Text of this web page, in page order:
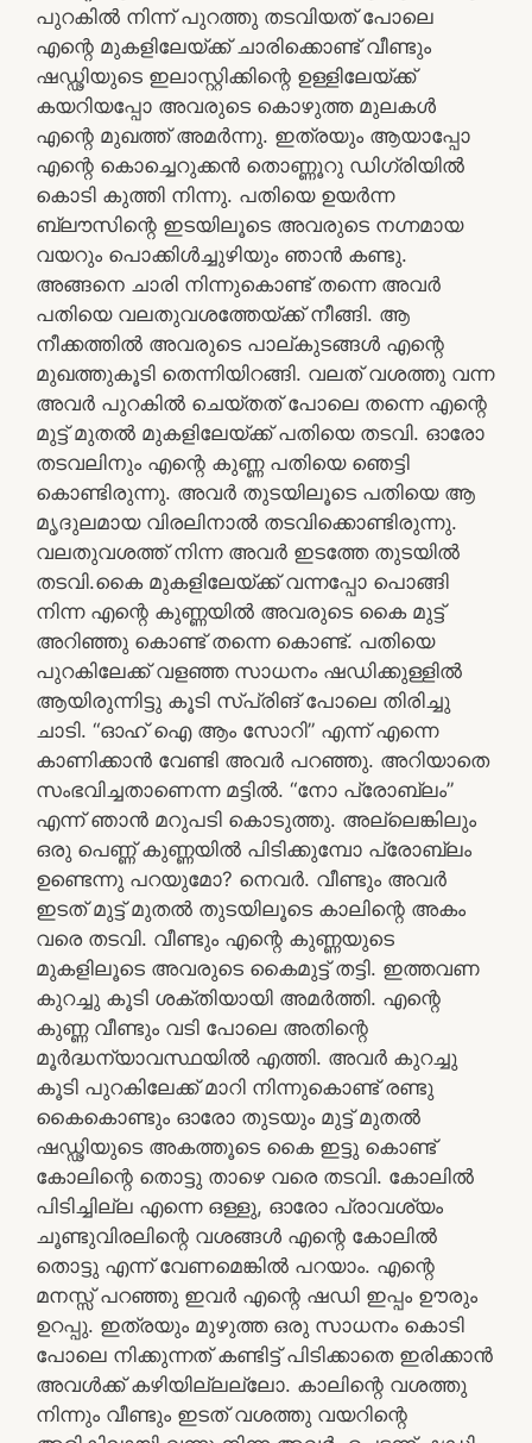
പുറകിൽ നിന്ന് പുറത്തു തടവിയത് പോലെ
എന്റെ മുകളിലേയ്ക്ക് ചാരിക്കൊണ്ട് വീണ്ടും
ഷഡ്ഢിയുടെ ഇലാസ്റ്റിക്കിന്റെ ഉള്ളിലേയ്ക്ക്
കയറിയപ്പോ അവരുടെ കൊഴുത്ത മുലകൾ
എന്റെ മുഖത്ത് അമർന്നു. ഇത്രയും ആയാപ്പോ
എന്റെ കൊച്ചെറുക്കൻ തൊണ്ണൂറു ഡിഗ്രിയിൽ
കൊടി കുത്തി നിന്നു. പതിയെ ഉയർന്ന
ബ്ലൗസിന്റെ ഇടയിലൂടെ അവരുടെ നഗ്നമായ
വയറും പൊക്കിൾച്ചുഴിയും ഞാൻ കണ്ടു.
അങ്ങനെ ചാരി നിന്നുകൊണ്ട് തന്നെ അവർ
പതിയെ വലതുവശത്തേയ്ക്ക് നീങ്ങി. ആ
നീക്കത്തിൽ അവരുടെ പാല്കുടങ്ങൾ എന്റെ
മുഖത്തുകൂടി തെന്നിയിറങ്ങി. വലത് വശത്തു വന്ന
അവർ പുറകിൽ ചെയ്തത് പോലെ തന്നെ എന്റെ
മുട്ട് മുതൽ മുകളിലേയ്ക്ക് പതിയെ തടവി. ഓരോ
തടവലിനും എന്റെ കുണ്ണ പതിയെ ഞെട്ടി
കൊണ്ടിരുന്നു. അവർ തുടയിലൂടെ പതിയെ ആ
മൃദുലമായ വിരലിനാൽ തടവിക്കൊണ്ടിരുന്നു.
വലതുവശത്ത് നിന്ന അവർ ഇടത്തേ തുടയിൽ
തടവി.കൈ മുകളിലേയ്ക്ക് വന്നപ്പോ പൊങ്ങി
നിന്ന എന്റെ കുണ്ണയിൽ അവരുടെ കൈ മുട്ട്
അറിഞ്ഞു കൊണ്ട് തന്നെ കൊണ്ട്. പതിയെ
പുറകിലേക്ക് വളഞ്ഞ സാധനം ഷഡിക്കുള്ളിൽ
ആയിരുന്നിട്ടു കൂടി സ്പ്രിങ് പോലെ തിരിച്ചു
ചാടി. “ഓഹ് ഐ ആം സോറി” എന്ന് എന്നെ
കാണിക്കാൻ വേണ്ടി അവർ പറഞ്ഞു. അറിയാതെ
സംഭവിച്ചതാണെന്ന മട്ടിൽ. “നോ പ്രോബ്ലം”
എന്ന് ഞാൻ മറുപടി കൊടുത്തു. അല്ലെങ്കിലും
ഒരു പെണ്ണ് കുണ്ണയിൽ പിടിക്കുമ്പോ പ്രോബ്ലം
ഉണ്ടെന്നു പറയുമോ? നെവർ. വീണ്ടും അവർ
ഇടത് മുട്ട് മുതൽ തുടയിലൂടെ കാലിന്റെ അകം
വരെ തടവി. വീണ്ടും എന്റെ കുണ്ണയുടെ
മുകളിലൂടെ അവരുടെ കൈമുട്ട് തട്ടി. ഇത്തവണ
കുറച്ചു കൂടി ശക്തിയായി അമർത്തി. എന്റെ
കുണ്ണ വീണ്ടും വടി പോലെ അതിന്റെ
മൂർദ്ധന്യാവസ്ഥയിൽ എത്തി. അവർ കുറച്ചു
കൂടി പുറകിലേക്ക് മാറി നിന്നുകൊണ്ട് രണ്ടു
കൈകൊണ്ടും ഓരോ തുടയും മുട്ട് മുതൽ
ഷഡ്ഢിയുടെ അകത്തൂടെ കൈ ഇട്ടു കൊണ്ട്
കോലിന്റെ തൊട്ടു താഴെ വരെ തടവി. കോലിൽ
പിടിച്ചില്ല എന്നെ ഒള്ളു, ഓരോ പ്രാവശ്യം
ചൂണ്ടുവിരലിന്റെ വശങ്ങൾ എന്റെ കോലിൽ
തൊട്ടു എന്ന് വേണമെങ്കിൽ പറയാം. എന്റെ
മനസ്സ് പറഞ്ഞു ഇവർ എന്റെ ഷഡി ഇപ്പം ഊരും
ഉറപ്പു. ഇത്രയും മുഴുത്ത ഒരു സാധനം കൊടി
പോലെ നിക്കുന്നത് കണ്ടിട്ട് പിടിക്കാതെ ഇരിക്കാൻ
അവൾക്ക് കഴിയില്ലല്ലോ. കാലിന്റെ വശത്തു
നിന്നും വീണ്ടും ഇടത് വശത്തു വയറിന്റെ